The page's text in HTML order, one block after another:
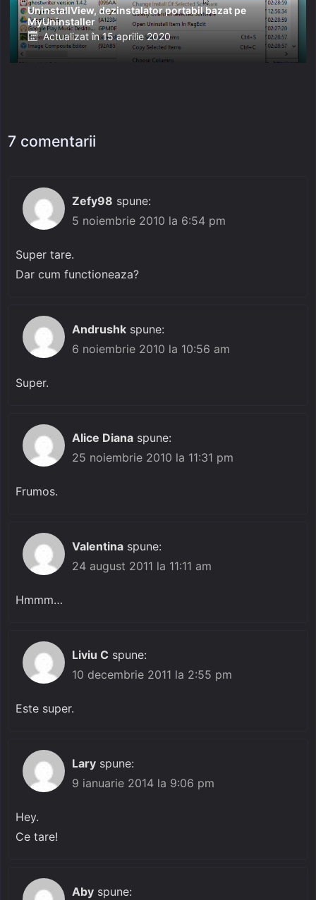
UninstallView, dezinstalator portabil bazat pe
MyUninstaller
Posted
on
Actualizat în 15 aprilie 2020
7 comentarii
Zefy98 spune:
5 noiembrie 2010 la 6:54 pm
Super tare.
Dar cum functioneaza?
Andrushk spune:
6 noiembrie 2010 la 10:56 am
Super.
Alice Diana spune:
25 noiembrie 2010 la 11:31 pm
Frumos.
Valentina spune:
24 august 2011 la 11:11 am
Hmmm…
Liviu C spune:
10 decembrie 2011 la 2:55 pm
Este super.
Lary spune:
9 ianuarie 2014 la 9:06 pm
Hey.
Ce tare!
Aby spune: